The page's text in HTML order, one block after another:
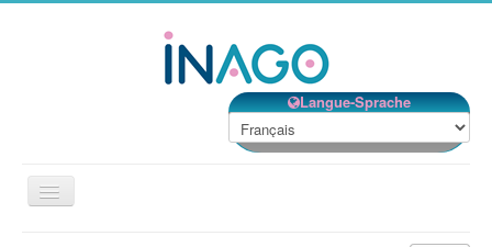
Langue-Sprache
Basculer
la